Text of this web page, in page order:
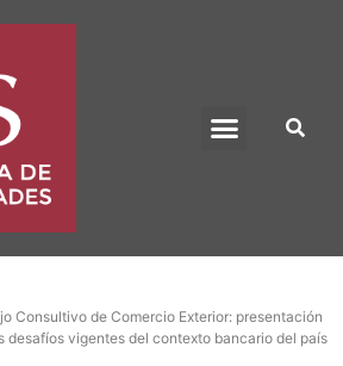
Consultivo de Comercio Exterior: presentación
desafíos vigentes del contexto bancario del país